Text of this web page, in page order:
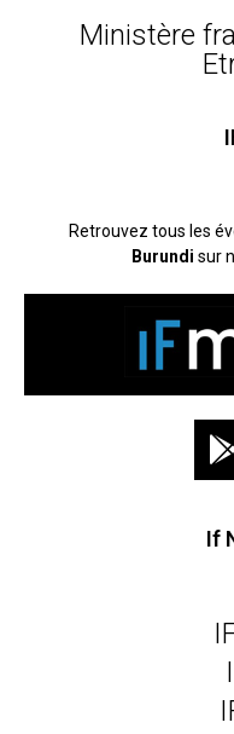
Ministère
Retrouvez tous les
Burundi sur
If